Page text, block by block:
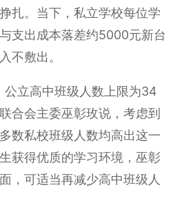
扎。当下，私立学校每位学
支出成本落差约5000元新台
不敷出。
立高中班级人数上限为34
合会主委巫彰玫说，考虑到
数私校班级人数均高出这一
获得优质的学习环境，巫彰
，可适当再减少高中班级人